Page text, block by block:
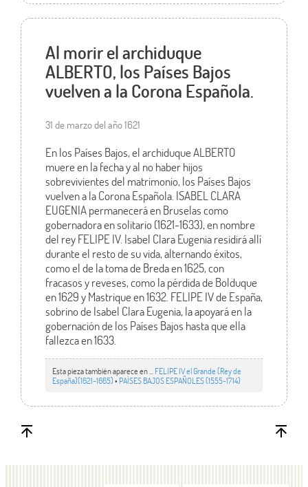
Al morir el archiduque
ALBERTO, los Países Bajos
vuelven a la Corona Española.
31 de marzo del año 1621
En los Países Bajos, el archiduque ALBERTO
muere en la fecha y al no haber hijos
sobrevivientes del matrimonio, los Países Bajos
vuelven a la Corona Española. ISABEL CLARA
EUGENIA permanecerá en Bruselas como
gobernadora en solitario (1621-1633), en nombre
del rey FELIPE IV. Isabel Clara Eugenia residirá allí
durante el resto de su vida, alternando éxitos,
como el de la toma de Breda en 1625, con
fracasos y reveses, como la pérdida de Bolduque
en 1629 y Mastrique en 1632. FELIPE IV de España,
sobrino de Isabel Clara Eugenia, la apoyará en la
gobernación de los Países Bajos hasta que ella
fallezca en 1633.
Esta pieza también aparece en ... FELIPE IV el Grande (Rey de
España)(1621-1665)• PAÍSES BAJOS ESPAÑOLES (1555-1714)